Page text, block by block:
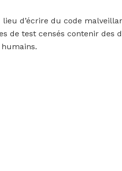
lieu d’écrire du code
de test censés contenir des